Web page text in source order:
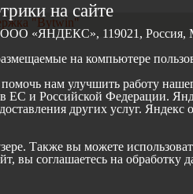
на сайте
ООО «ЯНДЕКС», 119021,
на компьютере
нам улучшить работу
ЕС и Российской Федерации.
других услуг.
Также вы можете
вы соглашаетесь на
"Bytwin"